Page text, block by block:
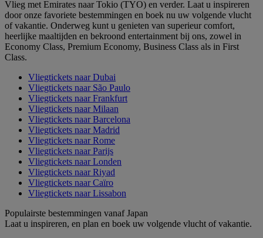
Vlieg met Emirates naar Tokio (TYO) en verder. Laat u inspireren
door onze favoriete bestemmingen en boek nu uw volgende vlucht
of vakantie. Onderweg kunt u genieten van superieur comfort,
heerlijke maaltijden en bekroond entertainment bij ons, zowel in
Economy Class, Premium Economy, Business Class als in First
Class.
Vliegtickets naar Dubai
Vliegtickets naar São Paulo
Vliegtickets naar Frankfurt
Vliegtickets naar Milaan
Vliegtickets naar Barcelona
Vliegtickets naar Madrid
Vliegtickets naar Rome
Vliegtickets naar Parijs
Vliegtickets naar Londen
Vliegtickets naar Riyad
Vliegtickets naar Caïro
Vliegtickets naar Lissabon
Populairste bestemmingen vanaf Japan
Laat u inspireren, en plan en boek uw volgende vlucht of vakantie.